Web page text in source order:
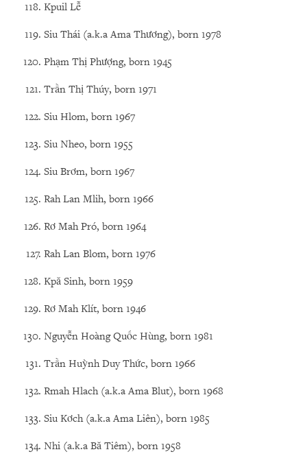
Kpuil Lễ
Siu Thái (a.k.a Ama Thương), born 1978
Phạm Thị Phượng, born 1945
Trần Thị Thúy, born 1971
Siu Hlom, born 1967
Siu Nheo, born 1955
Siu Brơm, born 1967
Rah Lan Mlih, born 1966
Rơ Mah Pró, born 1964
Rah Lan Blom, born 1976
Kpă Sinh, born 1959
Rơ Mah Klít, born 1946
Nguyễn Hoàng Quốc Hùng, born 1981
Trần Huỳnh Duy Thức, born 1966
Rmah Hlach (a.k.a Ama Blut), born 1968
Siu Kơch (a.k.a Ama Liên), born 1985
Nhi (a.k.a Bă Tiêm), born 1958